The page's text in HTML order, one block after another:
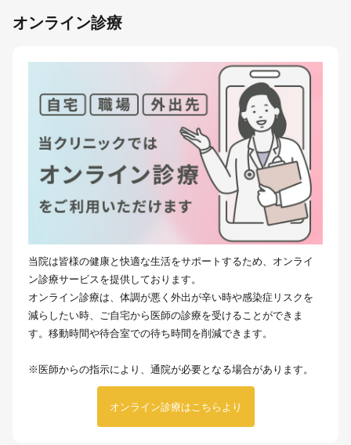
オンライン診療
当院は皆様の健康と快適な生活をサポートするため、オンライ
ン診療サービスを提供しております。
オンライン診療は、体調が悪く外出が辛い時や感染症リスクを
減らしたい時、ご自宅から医師の診療を受けることができま
す。移動時間や待合室での待ち時間を削減できます。
※医師からの指示により、通院が必要となる場合があります。
オンライン診療はこちらより